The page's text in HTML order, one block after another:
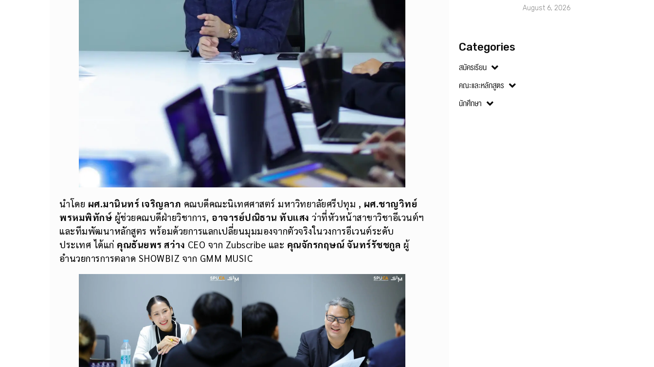
นำโดย ผศ.มานินทร์ เจริญลาภ คณบดีคณะนิเทศศาสตร์ มหาวิทยาลัยศรีปทุม , ผศ.ชาญวิทย์
พรหมพิทักษ์ผู้ช่วยคณบดีฝ่ายวิชาการ, อาจารย์ปณิธาน ทับแสง ว่าที่หัวหน้าสาขาวิชาอีเวนต์ฯ
และทีมพัฒนาหลักสูตร พร้อมด้วยการแลกเปลี่ยนมุมมองจากตัวจริงในวงการอีเวนต์ระดับ
ประเทศ ได้แก่ คุณธันยพร สว่าง CEO จาก Zubscribe และ คุณจักรกฤษณ์ จันทร์รัชชกูล ผู้
อำนวยการการตลาด SHOWBIZ จาก GMM MUSIC
August 6, 2026
Categories
สมัครเรียน
คณะและหลักสูตร
นักศึกษา